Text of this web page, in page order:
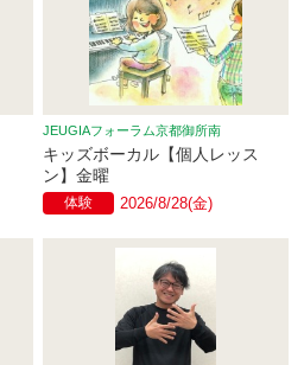
JEUGIAフォーラム京都御所南
キッズボーカル【個人レッス
ン】金曜
体験 2026/8/28(金)